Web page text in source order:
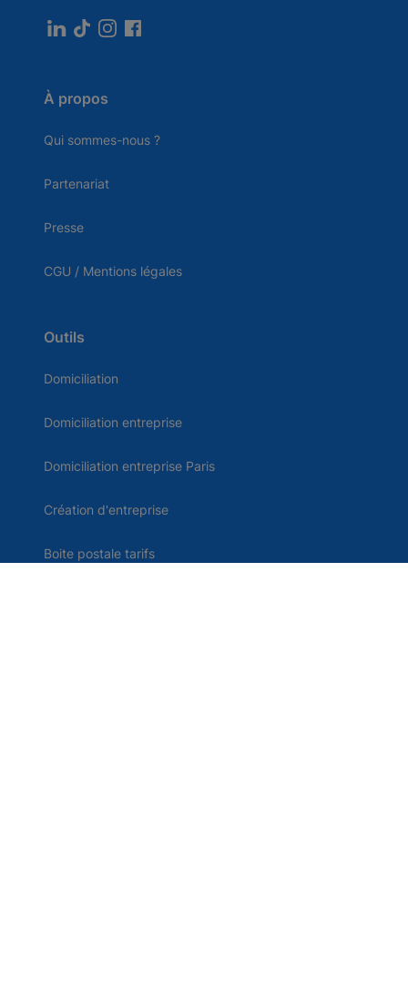
À propos
Qui sommes-nous ?
Partenariat
Presse
CGU / Mentions légales
Outils
Domiciliation
Domiciliation entreprise
Domiciliation entreprise Paris
Création d'entreprise
Boite postale tarifs